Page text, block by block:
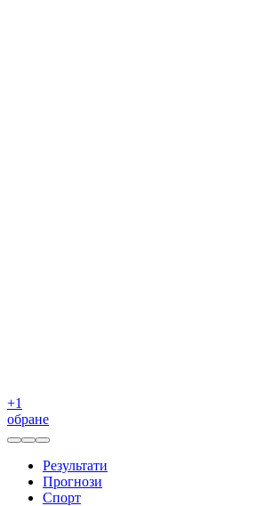
+1
обране
Результати
Прогнози
Спорт